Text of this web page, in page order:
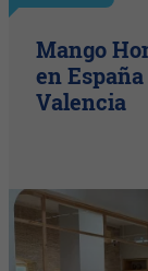
Mango
en
Valencia